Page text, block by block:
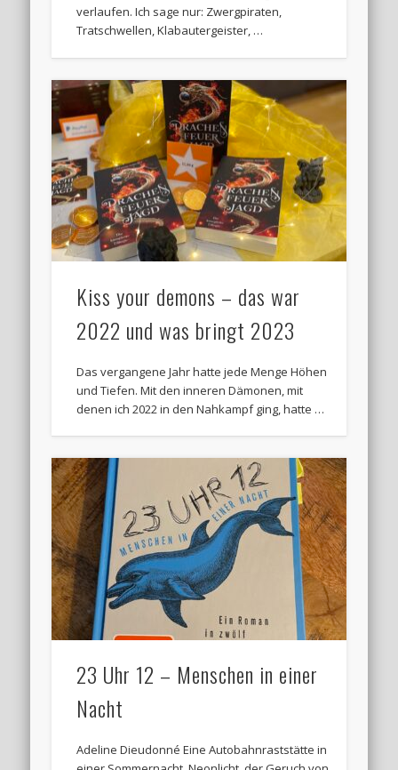
verlaufen. Ich sage nur: Zwergpiraten,
Tratschwellen, Klabautergeister, …
Kiss your demons – das war
2022 und was bringt 2023
Das vergangene Jahr hatte jede Menge Höhen
und Tiefen. Mit den inneren Dämonen, mit
denen ich 2022 in den Nahkampf ging, hatte …
23 Uhr 12 – Menschen in einer
Nacht
Adeline Dieudonné Eine Autobahnraststätte in